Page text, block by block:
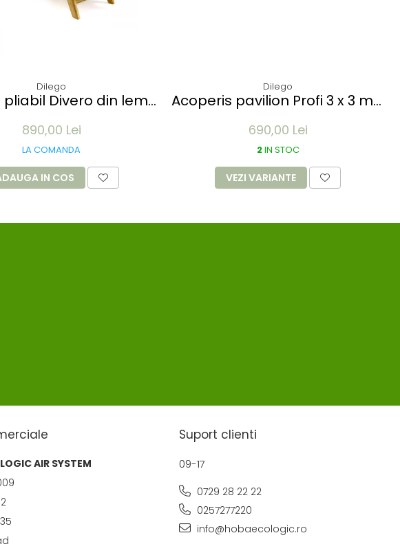
Dilego
pliabil Divero din lemn
cu roti
890,00 Lei
LA COMANDA
IN COS
Dilego
Acoperis pavilion Profi 3 x 3 m -
690,00 Lei
2IN STOC
VEZI VARIANTE
AIR SYSTEM
Suport clienti
09-17
0729 28 22 22
0257277220
info@hobaecologic.ro